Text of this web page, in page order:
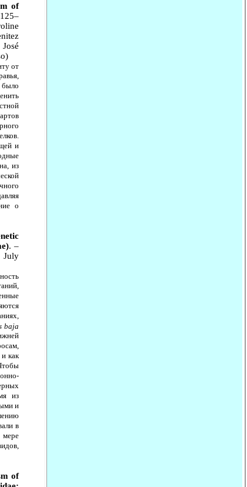
of
от
и
из
о
. –
July
baja
как
из
и
в
of